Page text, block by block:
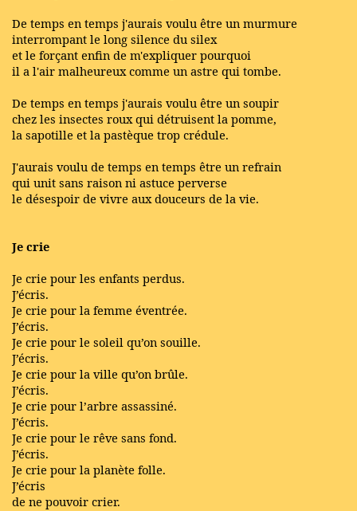
De temps en temps j'aurais voulu être un murmure
interrompant le long silence du silex
et le forçant enfin de m'expliquer pourquoi
il a l'air malheureux comme un astre qui tombe.
De temps en temps j'aurais voulu être un soupir
chez les insectes roux qui détruisent la pomme,
la sapotille et la pastèque trop crédule.
J'aurais voulu de temps en temps être un refrain
qui unit sans raison ni astuce perverse
le désespoir de vivre aux douceurs de la vie.
Je crie
Je crie pour les enfants perdus.
J’écris.
Je crie pour la femme éventrée.
J’écris.
Je crie pour le soleil qu’on souille.
J’écris.
Je crie pour la ville qu’on brûle.
J’écris.
Je crie pour l’arbre assassiné.
J’écris.
Je crie pour le rêve sans fond.
J’écris.
Je crie pour la planète folle.
J’écris
de ne pouvoir crier.